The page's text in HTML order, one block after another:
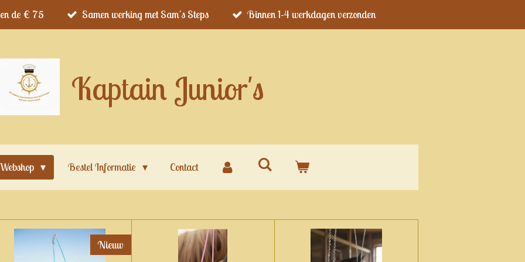
de € 75 Samen werking met Sam's Steps Binnen 1-4 werkdagen verzonden
Kaptain Junior's
Bestel Informatie Contact
Nieuw